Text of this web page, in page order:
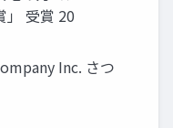
」 受賞 20
Inc. さつ